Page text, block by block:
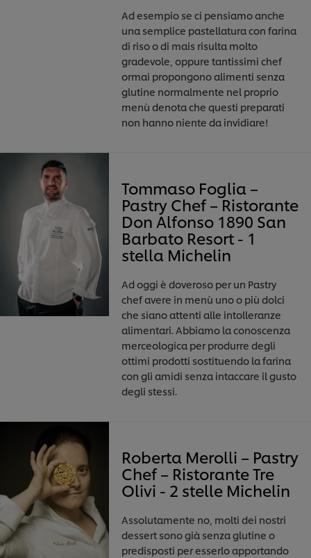
Ad esempio se ci pensiamo anche
una semplice pastellatura con farina
di riso o di mais risulta molto
gradevole, oppure tantissimi chef
ormai propongono alimenti senza
glutine normalmente nel proprio
menù denota che questi preparati
non hanno niente da invidiare!
Tommaso Foglia –
Pastry Chef – Ristorante
Don Alfonso 1890 San
Barbato Resort - 1
stella Michelin
Ad oggi è doveroso per un Pastry
chef avere in menù uno o più dolci
che siano attenti alle intolleranze
alimentari. Abbiamo la conoscenza
merceologica per produrre degli
ottimi prodotti sostituendo la farina
con gli amidi senza intaccare il gusto
degli stessi.
Roberta Merolli – Pastry
Chef – Ristorante Tre
Olivi - 2 stelle Michelin
Assolutamente no, molti dei nostri
dessert sono già senza glutine o
predisposti per esserlo apportando